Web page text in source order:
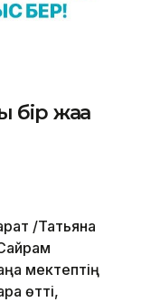
бір жаңа
/Татьяна
мектептің
өтті,